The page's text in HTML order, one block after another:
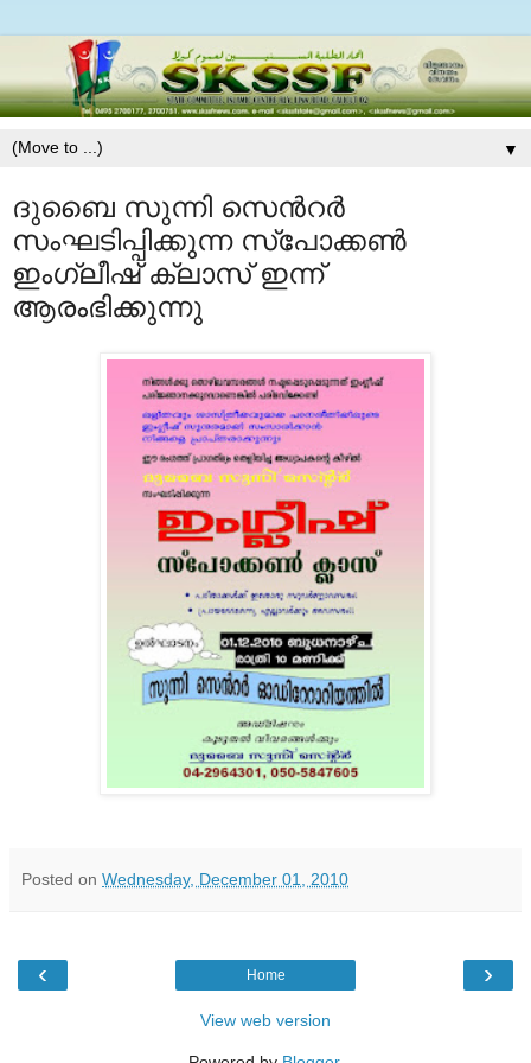
▼
ദുബൈ സുന്നി സെന്‍റര്‍
സംഘടിപ്പിക്കുന്ന സ്പോക്കണ്‍
ഇംഗ്ലീഷ് ക്ലാസ് ഇന്ന്
ആരംഭിക്കുന്നു
Posted on Wednesday, December 01, 2010
‹ ›
Home
View web version